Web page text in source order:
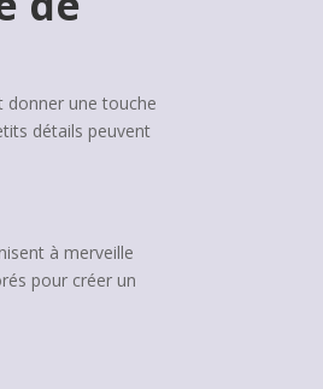
donner une touche
détails peuvent
à merveille
pour créer un